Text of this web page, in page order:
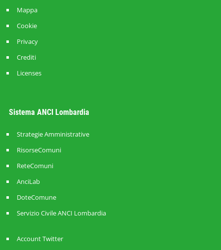
Mappa
Cookie
Privacy
Crediti
Licenses
Sistema ANCI Lombardia
Strategie Amministrative
RisorseComuni
ReteComuni
AnciLab
DoteComune
Servizio Civile ANCI Lombardia
Account Twitter